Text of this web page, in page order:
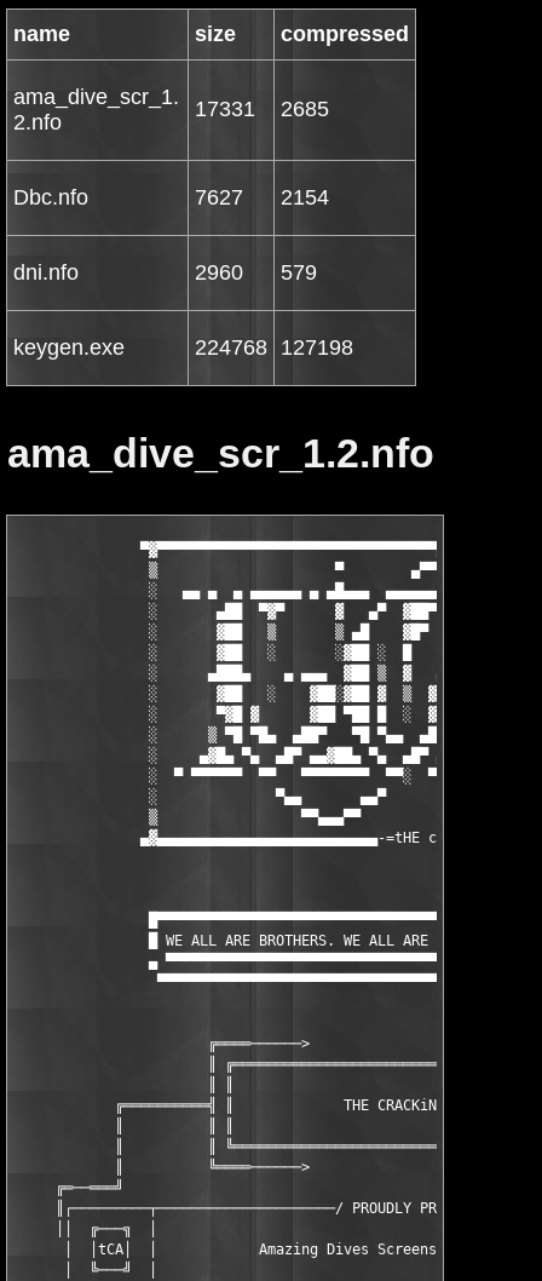
name size compressed
ama_dive_scr_1.
2.nfo
17331 2685
Dbc.nfo 7627 2154
dni.nfo 2960 579
keygen.exe 224768 127198
ama_dive_scr_1.2.nfo
▀▓▀▀▀▀▀▀▀▀▀▀▀▀▀▀▀▀▀▀▀▀▀▀▀▀▀▀▀▀▀▀▀▀▀▄▄▀▀▀▄▄
▒                     ▀        ▄▀▀   ▀   ▀▀▄
░   ▄▄ ▄  ▄ ▄▄▄▄▄▄ ▄ ▄█▄▄▄  ▄▄▄▄▄▄▄ ▄█
░       ▄██  ▀▓▀      ▓   ▄▀  ▓██▀  ▀▓  ▀▓██
░       ▓██   ▒       ▒ ▄█    ▓█▀    ▒   ▀██
░       ▓██   ░       ░▓██ ░  █      ▒     ▀
░      ▄███▄    ▄ ▄▄▄  ▓██ ▒  ▓   ▄▄
░       ▓██   ░    ▓██░▓██ ▓  ▒  ▓██ ▄███▀
░       ▀▓█ ▓      ▓██ ▀██ █  ░  ▓██ ▓██  ▓
░      ▒ ▀█ ▀█▄  ▄██▀   ▀█ ▀▄▄  ▄██▀  ▀██▄ ▀
░     ▄▓█▄ ▀▄  ▄█▀ ▄▄▓██▄ ▀▄  ▄█▀ ▄▄▓█▄▄ ▀█▄
░  ▀ ▀▀▀▀▀▀  ▀▀   ▀▀▀▀▀▀▀▀  ▀▀░  ▀▀▀▀▀▀▀▀
░              ▀▄▄       ▄▄▀
▒                 ▀▀▄▄▄▀▀
▄▓▄▄▄▄▄▄▄▄▄▄▄▄▄▄▄▄▄▄▄▄▄▄▄▄▄▄-=tHE cRACKING
█ WE ALL ARE BROTHERS. WE ALL ARE EQUAL. WE
▄

╔════──────>
║
╔══════════╣ ║             THE CRACKiNG ANSWER
║          ║
║          ╚════──────>
╔═──═══╝
║┌─────────┬─────────────────────/ PROUDLY PRESENTS
││  ╔───╗  │
│  │tCA│  │            Amazing Dives Screensaver ver
│  ╚───╝  │